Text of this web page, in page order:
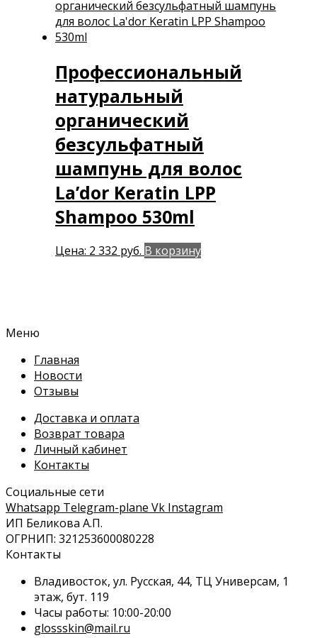
Профессиональный
натуральный
органический
безсульфатный
шампунь для волос
La’dor Keratin LPP
Shampoo 530ml
Цена: 2 332 руб. В корзину
Меню
Главная
Новости
Отзывы
Доставка и оплата
Возврат товара
Личный кабинет
Контакты
Социальные сети
Whatsapp Telegram-plane Vk Instagram
ИП Беликова А.П.
ОГРНИП: 321253600080228
Контакты
Владивосток, ул. Русская, 44, ТЦ Универсам, 1
этаж, бут. 119
Часы работы: 10:00-20:00
glossskin@mail.ru